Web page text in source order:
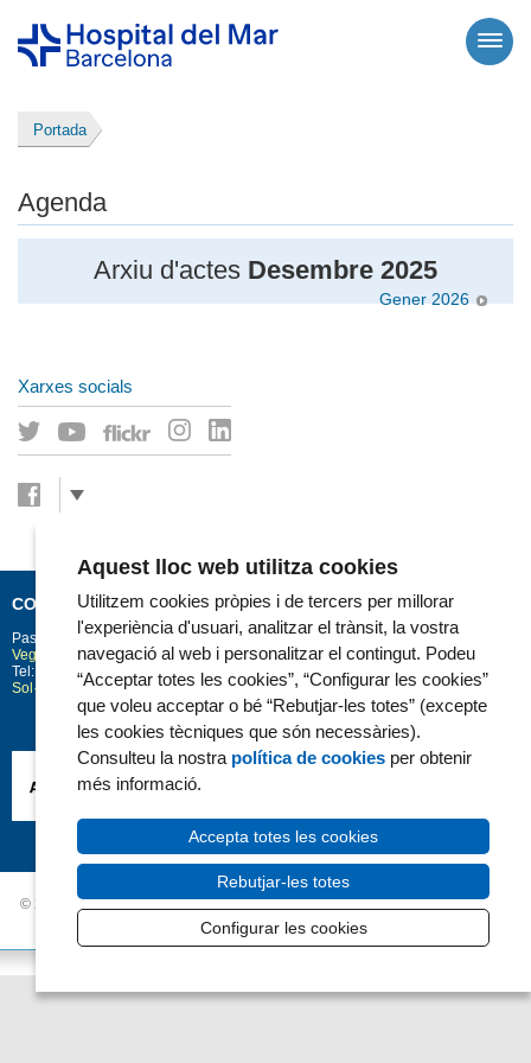
Portada
Agenda
Arxiu d'actes Desembre 2025
Gener 2026
Xarxes socials
CONTACTE
Passeig Marítim 25-29 Barcelona 08003
Vegeu la situació a Google Maps
Tel: 93 248 30 00 · Fax: 93 248 32 54
Sol·licitud d'informació
© 2006 - 2026 Hospital del Mar ·Avís Legal i Privacitat de dades|Política de
Cookies|Accessibilitat
Aquest lloc web utilitza cookies
Utilitzem cookies pròpies i de tercers per millorar
l'experiència d'usuari, analitzar el trànsit, la vostra
navegació al web i personalitzar el contingut. Podeu
“Acceptar totes les cookies”, “Configurar les cookies”
que voleu acceptar o bé “Rebutjar-les totes” (excepte
les cookies tècniques que són necessàries).
Consulteu la nostra política de cookies per obtenir
més informació.
Accepta totes les cookies
Rebutjar-les totes
Configurar les cookies